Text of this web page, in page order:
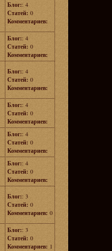
Блог:: 4
Статей: 0
Комментариев:
Блог:: 4
Статей: 0
Комментариев:
Блог:: 4
Статей: 0
Комментариев:
Блог:: 4
Статей: 0
Комментариев:
Блог:: 4
Статей: 0
Комментариев:
Блог:: 4
Статей: 0
Комментариев:
Блог:: 3
Статей: 0
Комментариев: 0
Блог:: 3
Статей: 0
Комментариев: 1